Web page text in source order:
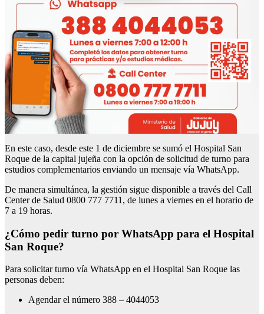
En este caso, desde este 1 de diciembre se sumó el Hospital San
Roque de la capital jujeña con la opción de solicitud de turno para
estudios complementarios enviando un mensaje vía WhatsApp.
De manera simultánea, la gestión sigue disponible a través del Call
Center de Salud 0800 777 7711, de lunes a viernes en el horario de
7 a 19 horas.
¿Cómo pedir turno por WhatsApp para el Hospital
San Roque?
Para solicitar turno vía WhatsApp en el Hospital San Roque las
personas deben:
Agendar el número 388 – 4044053